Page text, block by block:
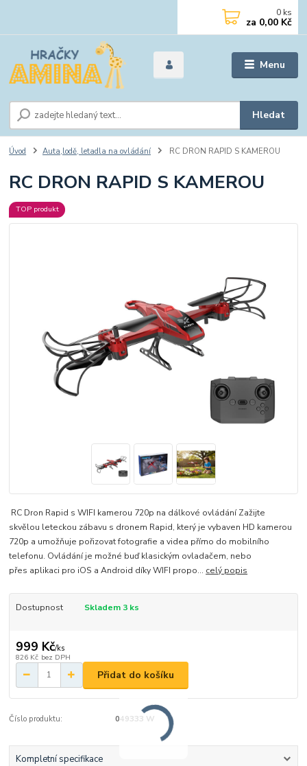
Menu
Hledat
0 ks
za 0,00 Kč
Úvod Auta,lodě, letadla na ovládání RC DRON RAPID S KAMEROU
RC DRON RAPID S KAMEROU
TOP produkt
RC Dron Rapid s WIFI kamerou 720p na dálkové ovládání Zažijte
skvělou leteckou zábavu s dronem Rapid, který je vybaven HD kamerou
720p a umožňuje pořizovat fotografie a videa přímo do mobilního
telefonu. Ovládání je možné buď klasickým ovladačem, nebo
přes aplikaci pro iOS a Android díky WIFI propo... celý popis
Dostupnost Skladem 3 ks
999 Kč/ks
826 Kč bez DPH
Přidat do košíku
Číslo produktu: 049333 W
Kompletní specifikace